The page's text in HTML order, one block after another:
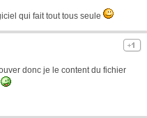
qui fait tout tous seule
donc je le content du fichier